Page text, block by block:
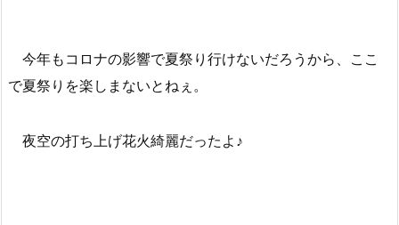
今年もコロナの影響で夏祭り行けないだろうから、ここ
で夏祭りを楽しまないとねぇ。
夜空の打ち上げ花火綺麗だったよ♪